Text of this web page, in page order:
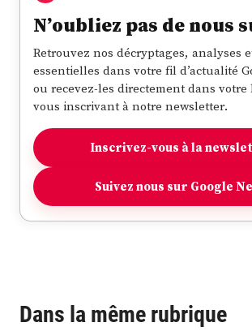
N’oubliez pas de nous
Retrouvez nos décryptages, analyses
essentielles dans votre fil d’actualité
ou recevez-les directement dans
vous inscrivant à notre newsletter.
Inscrivez-vous à la
Suivez nous sur Google
Dans la même rubrique